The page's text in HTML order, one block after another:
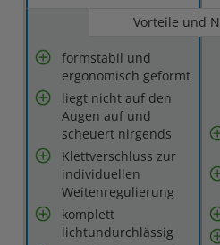
Vorteile und
formstabil und
ergonomisch geformt
liegt nicht auf den
Augen auf und
scheuert nirgends
Klettverschluss zur
individuellen
Weitenregulierung
komplett
lichtundurchlässig